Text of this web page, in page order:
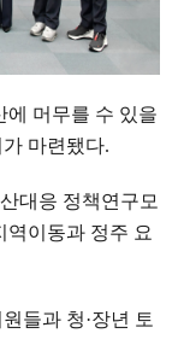
에 머무를 수 있을
마련됐다.
대응 정책연구모
역이동과 정주 요
들과 청·장년 토